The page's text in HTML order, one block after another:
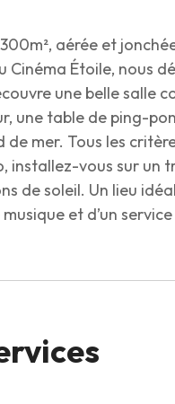
aérée et
Cinéma Étoile, nous
une belle salle
une table de ping-
mer. Tous les
installez-vous sur
de soleil. Un lieu
et d’un